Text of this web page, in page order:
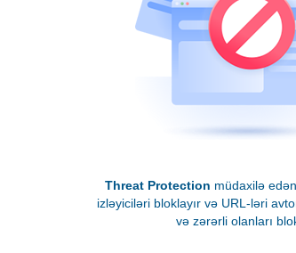
Threat Protection müdaxilə
izləyiciləri bloklayır və URL-ləri
və zərərli olanları